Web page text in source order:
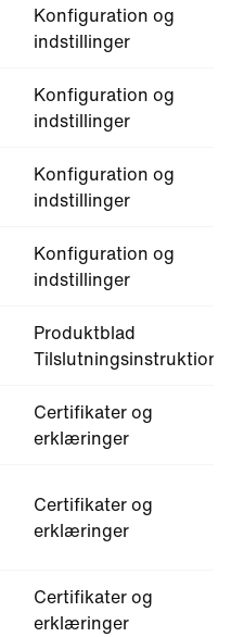
Konfiguration og
indstillinger
Konfiguration og
indstillinger
Konfiguration og
indstillinger
Konfiguration og
indstillinger
Produktblad
Certifikater og
erklæringer
Certifikater og
erklæringer
Certifikater og
erklæringer